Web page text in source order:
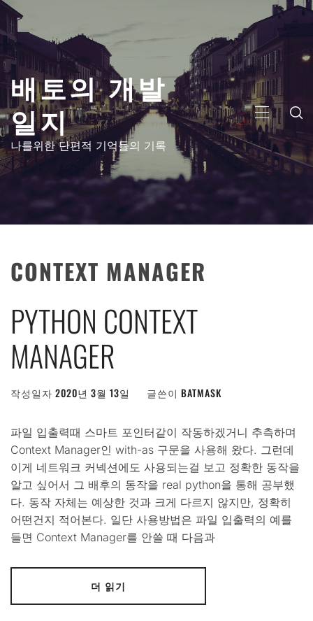
콘
츠
로
건
뛰
기
배토의 개발
일지
나를위한 단편적 기억들의 기록
주
메
뉴
CONTEXT MANAGER
PYTHON CONTEXT
MANAGER
작성일자 2020년 3월 13일 글쓴이 BATMASK
파일 입출력때 스마트 포인터같이 작동하겠거니 추측하며
Context Manager인 with-as 구문을 사용해 왔다. 그런데
이게 네트워크 커넥션에도 사용되는걸 보고 정확한 동작을
알고 싶어서 그 배후의 동작을 real python을 통해 공부했
다. 동작 자체는 예상한 것과 크게 다르지 않지만, 정확히
어떤건지 적어본다. 일단 사용방법은 파일 입출력의 예를
들면 Context Manager를 안쓸 때 다음과
더 읽기